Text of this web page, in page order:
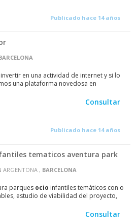
Publicado hace 14 años
en una actividad de internet y si lo
una plataforma novedosa en
Consultar
Publicado hace 14 años
tematicos aventura park
ARGENTONA , BARCELONA
parques ocio infantiles temáticos con o
estudio de viabilidad del proyecto,
Consultar